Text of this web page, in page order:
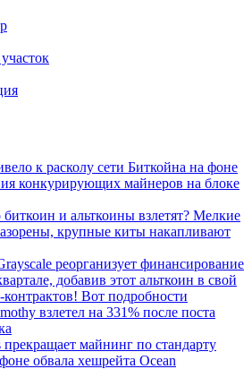
к расколу сети Биткойна на фоне
конкурирующих майнеров на блоке
и альткоины взлетят? Мелкие
крупные киты накапливают
реорганизует финансирование
добавив этот альткоин в свой
Вот подробности
взлетел на 331% после поста
прекращает майнинг по стандарту
обвала хешрейта Ocean